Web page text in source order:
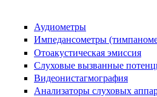
Аудиометры
Импедансометры
Отоакустическая эмиссия
Cлуховые вызванные
Видеонистагмография
Анализаторы слуховых